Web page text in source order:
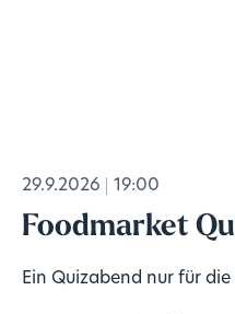
29.9.2026 19:00
Foodmarket
Ein Quizabend nur für